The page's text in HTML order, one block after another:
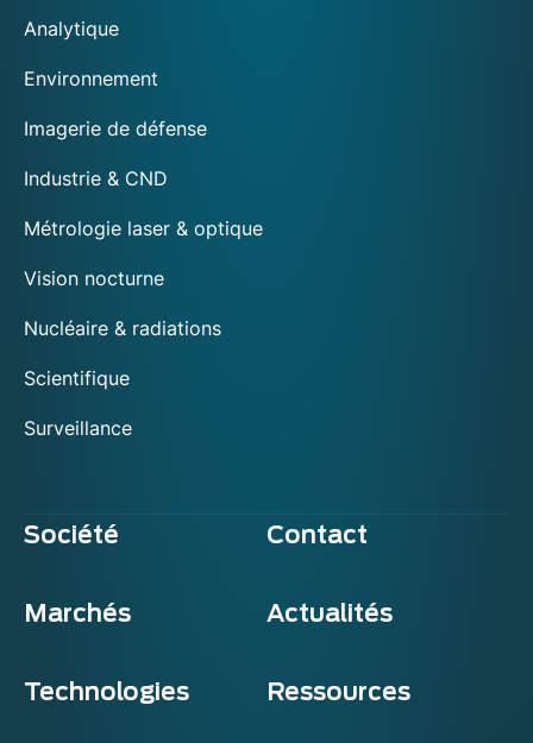
Analytique
Environnement
Imagerie de défense
Industrie & CND
Métrologie laser & optique
Vision nocturne
Nucléaire & radiations
Scientifique
Surveillance
Société Contact
Marchés Actualités
Technologies Ressources